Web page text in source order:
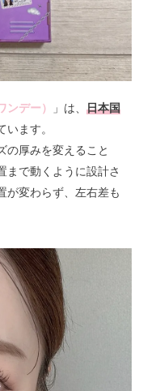
デー） 」は、日本国
います。
の厚みを変えること
まで動くように設計さ
が変わらず、左右差も